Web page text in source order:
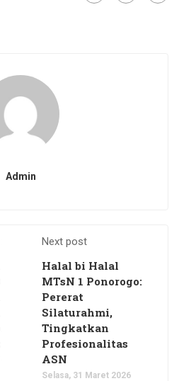
Admin
Next post
Halal bi Halal
MTsN 1 Ponorogo:
Pererat
Silaturahmi,
Tingkatkan
Profesionalitas
ASN
Selasa, 31 Maret 2026